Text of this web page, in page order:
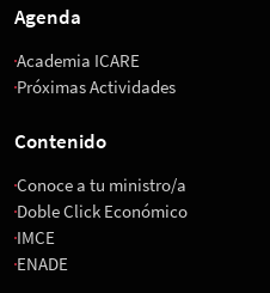
Agenda
Academia ICARE
Próximas Actividades
Contenido
Conoce a tu ministro/a
Doble Click Económico
IMCE
ENADE